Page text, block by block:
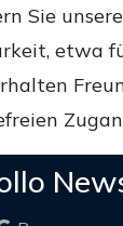
Sie
etwa